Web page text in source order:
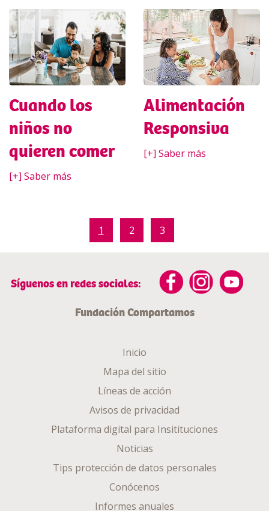
Cuando los
niños no
quieren comer
[+] Saber más
Alimentación
Responsiva
[+] Saber más
1 2 3
Síguenos en redes sociales:
Fundación Compartamos
Inicio
Mapa del sitio
Líneas de acción
Avisos de privacidad
Plataforma digital para Insitituciones
Noticias
Tips protección de datos personales
Conócenos
Informes anuales